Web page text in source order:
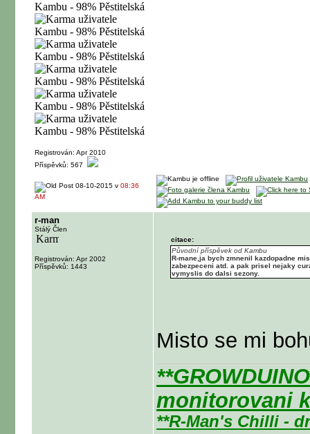
Registrován: Apr 2010
Příspěvků: 567
08-10-2015 v 08:36
AM
r-man
Stálý Člen
Registrován: Apr 2002
Příspěvků: 1443
citace:
Původní příspěvek od Kambu
R-mane,ja bych zmnenil kazdopadne
zabezpeceni atd. a pak prisel nejaky
vymyslis do dalsi sezony.
Misto se mi
monitorovani
**R-Man's Chilli -